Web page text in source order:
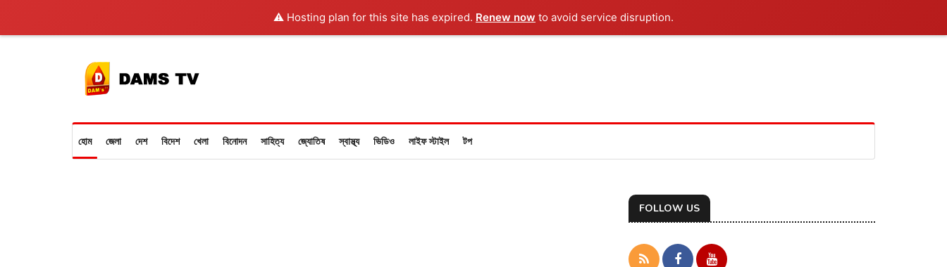
⚠️ Hosting plan for this site has expired. Renew now to avoid service disruption.
হোম জেলা দেশ বিদেশ খেলা বিনোদন সাহিত্য জ্যোতিষ স্বাস্থ্য ভিডিও লাইফ স্টাইল টপ
FOLLOW US